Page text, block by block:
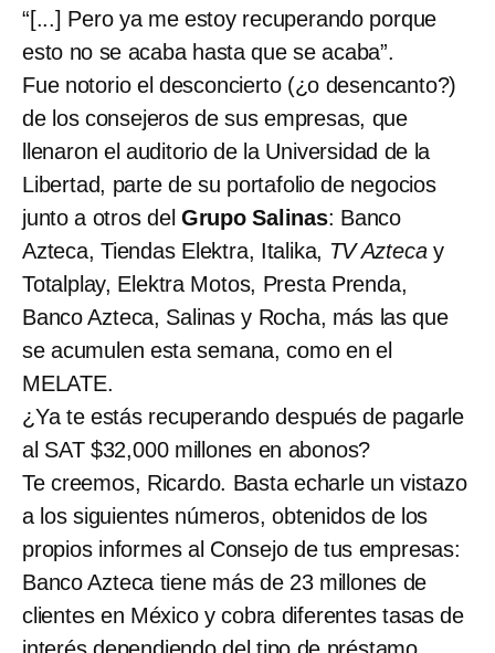
“[...] Pero ya me estoy recuperando porque
esto no se acaba hasta que se acaba”.
Fue notorio el desconcierto (¿o desencanto?)
de los consejeros de sus empresas, que
llenaron el auditorio de la Universidad de la
Libertad, parte de su portafolio de negocios
junto a otros del Grupo Salinas: Banco
Azteca, Tiendas Elektra, Italika, TV Aztecay
Totalplay, Elektra Motos, Presta Prenda,
Banco Azteca, Salinas y Rocha, más las que
se acumulen esta semana, como en el
MELATE.
¿Ya te estás recuperando después de pagarle
al SAT $32,000 millones en abonos?
Te creemos, Ricardo. Basta echarle un vistazo
a los siguientes números, obtenidos de los
propios informes al Consejo de tus empresas:
Banco Azteca tiene más de 23 millones de
clientes en México y cobra diferentes tasas de